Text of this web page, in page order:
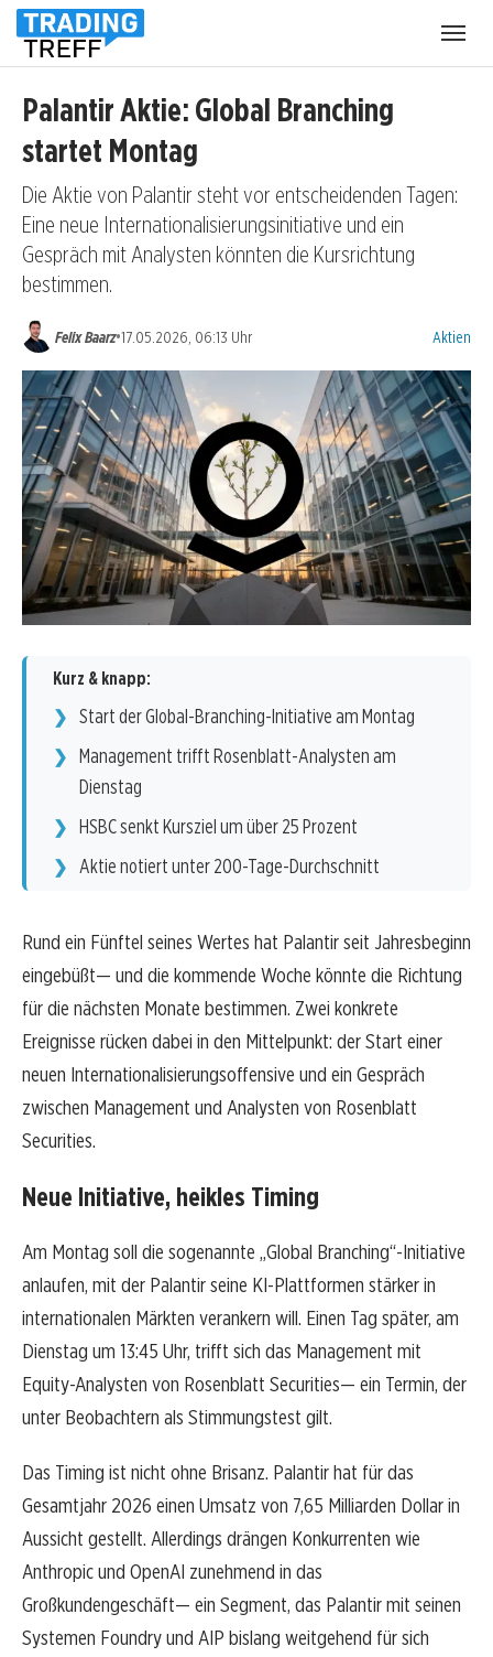
Palantir Aktie: Global Branching
startet Montag
Die Aktie von Palantir steht vor entscheidenden Tagen:
Eine neue Internationalisierungsinitiative und ein
Gespräch mit Analysten könnten die Kursrichtung
bestimmen.
Felix Baarz•17.05.2026, 06:13 Uhr Aktien
Kurz & knapp:
Start der Global-Branching-Initiative am Montag
Management trifft Rosenblatt-Analysten am
Dienstag
HSBC senkt Kursziel um über 25 Prozent
Aktie notiert unter 200-Tage-Durchschnitt
Rund ein Fünftel seines Wertes hat Palantir seit Jahresbeginn
eingebüßt— und die kommende Woche könnte die Richtung
für die nächsten Monate bestimmen. Zwei konkrete
Ereignisse rücken dabei in den Mittelpunkt: der Start einer
neuen Internationalisierungsoffensive und ein Gespräch
zwischen Management und Analysten von Rosenblatt
Securities.
Neue Initiative, heikles Timing
Am Montag soll die sogenannte „Global Branching“-Initiative
anlaufen, mit der Palantir seine KI-Plattformen stärker in
internationalen Märkten verankern will. Einen Tag später, am
Dienstag um 13:45 Uhr, trifft sich das Management mit
Equity-Analysten von Rosenblatt Securities— ein Termin, der
unter Beobachtern als Stimmungstest gilt.
Das Timing ist nicht ohne Brisanz. Palantir hat für das
Gesamtjahr 2026 einen Umsatz von 7,65 Milliarden Dollar in
Aussicht gestellt. Allerdings drängen Konkurrenten wie
Anthropic und OpenAI zunehmend in das
Großkundengeschäft— ein Segment, das Palantir mit seinen
Systemen Foundry und AIP bislang weitgehend für sich